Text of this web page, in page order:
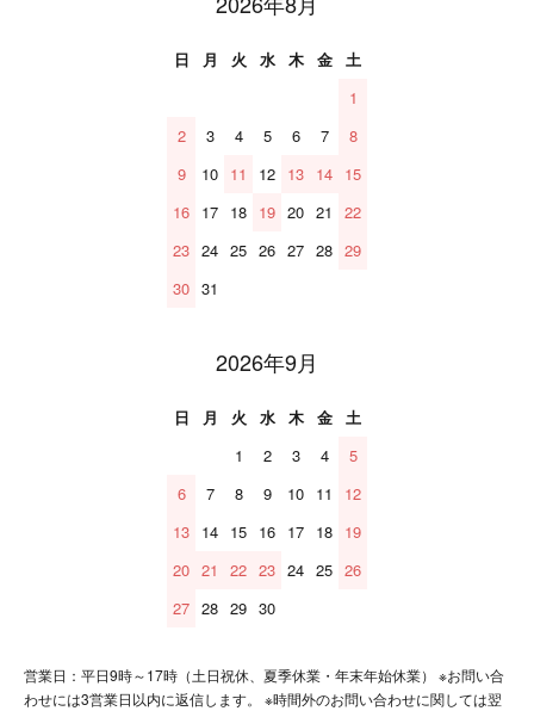
日 月 火 水 木 金
土
1
2
3 4 5 6 7
8
9
10 11 12 13 14 15
16 17 18 19 20 21
22
23 24 25 26 27 28 29
30 31
2026年9月
日 月 火 水 木 金
土
1
2 3 4
5
6
7 8 9 10 11
12
13 14 15 16 17 18 19
20 21 22 23 24 25 26
27 28 29 30
営業日：平日9時～17時（土日祝休、夏季休業・年末年始休業） ※お問い合
わせには3営業日以内に返信します。 ※時間外のお問い合わせに関しては翌